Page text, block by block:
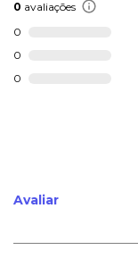
0 avaliações
0
0
0
Avaliar